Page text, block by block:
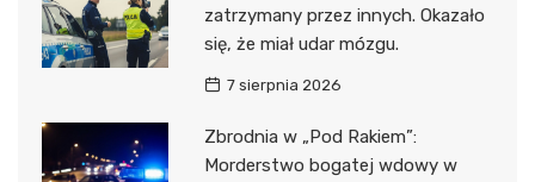
zatrzymany przez innych. Okazało
się, że miał udar mózgu.
7 sierpnia 2026
Zbrodnia w „Pod Rakiem”:
Morderstwo bogatej wdowy w